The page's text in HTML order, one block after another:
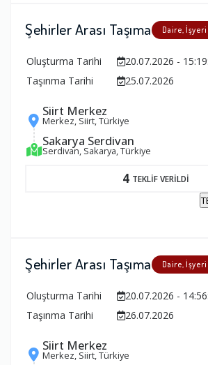
Şehirler Arası Taşıma Daire, İşyeri
Oluşturma Tarihi
20.07.2026 -
Taşınma Tarihi
25.07.2026
Siirt Merkez
Merkez, Siirt, Türkiye
Sakarya Serdivan
Serdivan, Sakarya, Türkiye
4 TEKLİF VERİLDİ
Şehirler Arası Taşıma Daire, İşyeri
Oluşturma Tarihi
20.07.2026 -
Taşınma Tarihi
26.07.2026
Siirt Merkez
Merkez, Siirt, Türkiye